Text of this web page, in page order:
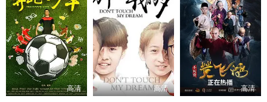
高清 高清 高清